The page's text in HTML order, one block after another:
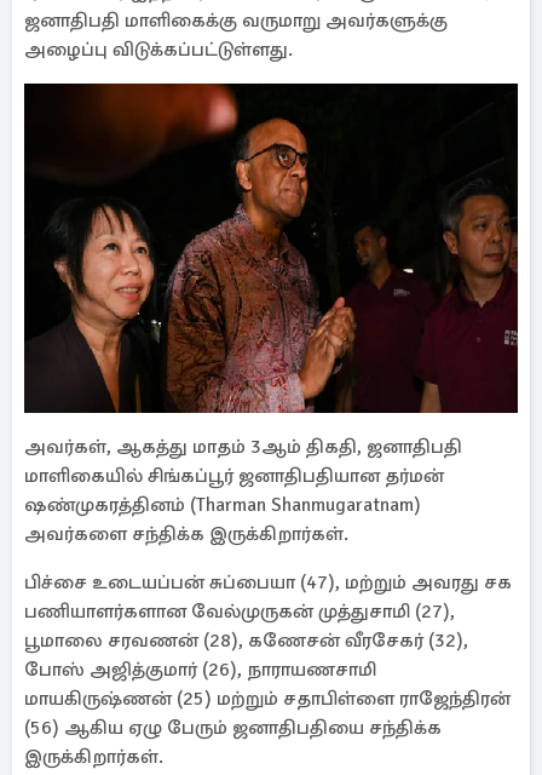
ஜனாதிபதி மாளிகைக்கு வருமாறு அவர்களுக்கு
அழைப்பு விடுக்கப்பட்டுள்ளது.
அவர்கள், ஆகத்து மாதம் 3ஆம் திகதி, ஜனாதிபதி
மாளிகையில் சிங்கப்பூர் ஜனாதிபதியான தர்மன்
ஷண்முகரத்தினம் (Tharman Shanmugaratnam)
அவர்களை சந்திக்க இருக்கிறார்கள்.
பிச்சை உடையப்பன் சுப்பையா (47), மற்றும் அவரது சக
பணியாளர்களான வேல்முருகன் முத்துசாமி (27),
பூமாலை சரவணன் (28), கணேசன் வீரசேகர் (32),
போஸ் அஜித்குமார் (26), நாராயணசாமி
மாயகிருஷ்ணன் (25) மற்றும் சதாபிள்ளை ராஜேந்திரன்
(56) ஆகிய ஏழு பேரும் ஜனாதிபதியை சந்திக்க
இருக்கிறார்கள்.